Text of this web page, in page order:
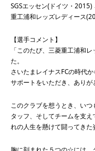
SGSエッセン(ドイツ・
重工浦和レッズレディース
【選手コメント】
「このたび、三菱重工浦和
た。
さいたまレイナスFCの時代
サポートをいただき、ありが
このクラブを想うとき、い
タッフ、そしてチームを支
れの人生を懸けて闘ってきた